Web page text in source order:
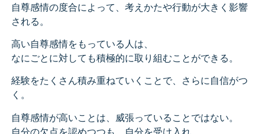
自尊感情の度合によって、考えかたや行動が大きく影響
される。
高い自尊感情をもっている人は、
なにごとに対しても積極的に取り組むことができる。
経験をたくさん積み重ねていくことで、さらに自信がつ
く。
自尊感情が高いことは、威張っていることではない。
自分の欠点を認めつつも、自分を受け入れ、